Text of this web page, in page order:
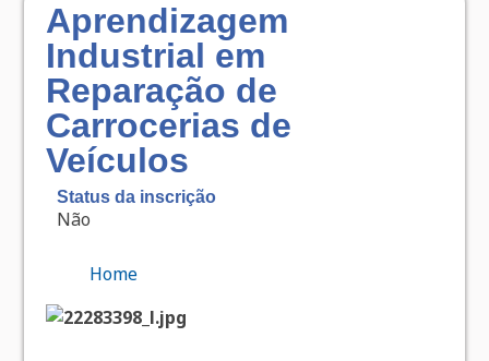
Aprendizagem
Industrial em
Reparação de
Carrocerias de
Veículos
Status da inscrição
Não
Home